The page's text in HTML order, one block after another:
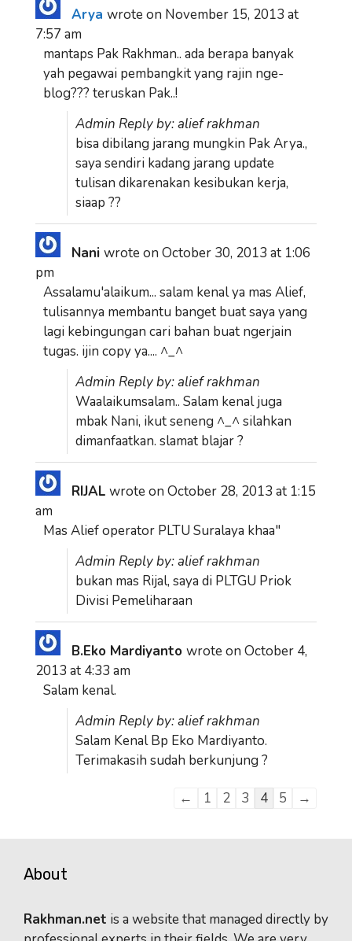
Arya wrote on November 15, 2013 at
7:57 am
mantaps Pak Rakhman.. ada berapa banyak
yah pegawai pembangkit yang rajin nge-
blog??? teruskan Pak..!
Admin Reply by: alief rakhman
bisa dibilang jarang mungkin Pak Arya.,
saya sendiri kadang jarang update
tulisan dikarenakan kesibukan kerja,
siaap ??
Nani wrote on October 30, 2013 at 1:06
pm
Assalamu'alaikum... salam kenal ya mas Alief,
tulisannya membantu banget buat saya yang
lagi kebingungan cari bahan buat ngerjain
tugas. ijin copy ya.... ^_^
Admin Reply by: alief rakhman
Waalaikumsalam.. Salam kenal juga
mbak Nani, ikut seneng ^_^ silahkan
dimanfaatkan. slamat blajar ?
RIJAL wrote on October 28, 2013 at 1:15
am
Mas Alief operator PLTU Suralaya khaa"
Admin Reply by: alief rakhman
bukan mas Rijal, saya di PLTGU Priok
Divisi Pemeliharaan
B.Eko Mardiyanto wrote on October 4,
2013 at 4:33 am
Salam kenal.
Admin Reply by: alief rakhman
Salam Kenal Bp Eko Mardiyanto.
Terimakasih sudah berkunjung ?
Guestbook
← 1 2 3 4 5 →
About
Rakhman.net is a website that managed directly by